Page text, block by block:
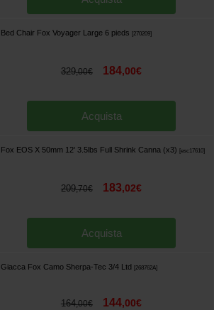
Bed Chair Fox Voyager Large 6 pieds 270209]
329,00€ 184,00€
Acquista
Fox EOS X 50mm 12' 3.5lbs Full Shrink Canna (x3) [esc17610]
209,70€ 183,02€
Acquista
Giacca Fox Camo Sherpa-Tec 3/4 Ltd 268762A]
164,00€ 144,00€